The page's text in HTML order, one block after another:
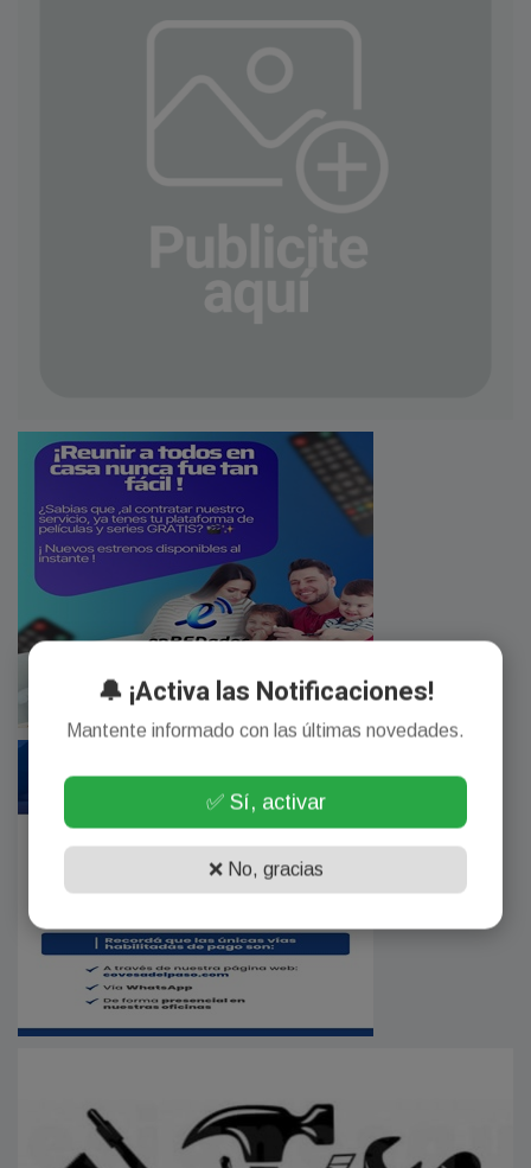
🔔 ¡Activa las Notificaciones!
Mantente informado con las últimas novedades.
✅ Sí, activar
❌ No, gracias